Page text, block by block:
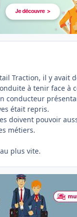
Traction, il y avait
à tenir face à
conducteur
était repris.
doivent pouvoir
métiers.
plus vite.